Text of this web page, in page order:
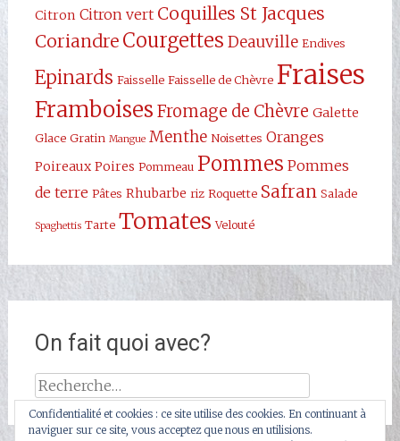
Citron Citron vert Coquilles St Jacques
Coriandre Courgettes Deauville Endives
Epinards Faisselle Faisselle de Chèvre Fraises
Framboises Fromage de Chèvre Galette
Glace Gratin Mangue Menthe Noisettes Oranges
Poireaux Poires Pommeau Pommes Pommes
de terre Pâtes Rhubarbe riz Roquette Safran Salade
Spaghettis Tarte Tomates Velouté
On fait quoi avec?
Rechercher :
Confidentialité et cookies : ce site utilise des cookies. En continuant à
naviguer sur ce site, vous acceptez que nous en utilisions.